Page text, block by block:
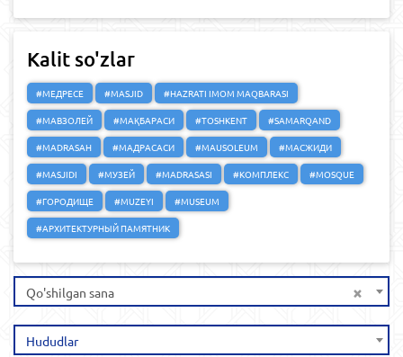
Kalit so'zlar
#МЕДРЕСЕ #MASJID
#HAZRATI IMOM MAQBARASI
#МАВЗОЛЕЙ
#МАҚБАРАСИ #TOSHKENT
#SAMARQAND
#MADRASAH
#МАДРАСАСИ #MAUSOLEUM
#МАСЖИДИ
#MASJIDI
#МУЗЕЙ #MADRASASI #КОМПЛЕКС
#MOSQUE
#ГОРОДИЩЕ
#MUZEYI
#MUSEUM
#АРХИТЕКТУРНЫЙ ПАМЯТНИК
×
Qo'shilgan sana
Hududlar